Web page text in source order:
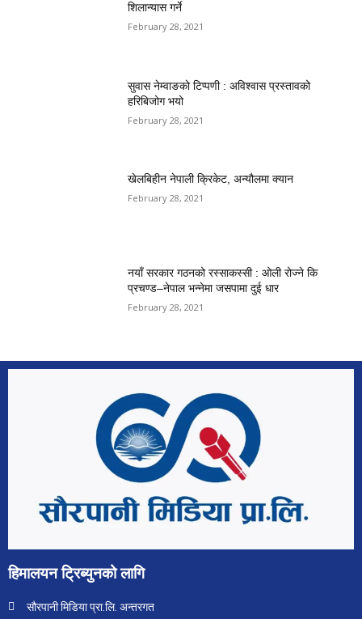
शिलान्यास गर्ने
February 28, 2021
सुवास नेम्वाङको टिप्पणी : अविश्वास प्रस्तावको
हरिबिजोग भयो
February 28, 2021
खेलबिहीन नेपाली क्रिकेट, अन्यौलमा क्यान
February 28, 2021
नयाँ सरकार गठनको रस्साकस्सी : ओली रोज्ने कि
प्रचण्ड–नेपाल भन्नेमा जसपामा दुई धार
February 28, 2021
हिमालयन ट्रिब्युनको लागि
सौरपानी मिडिया प्रा.लि. अन्तरगत